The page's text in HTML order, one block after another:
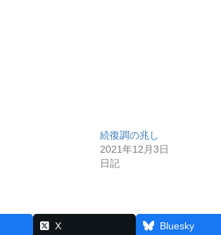
続復調の兆し
2021年12月3日
日記
X Bluesky